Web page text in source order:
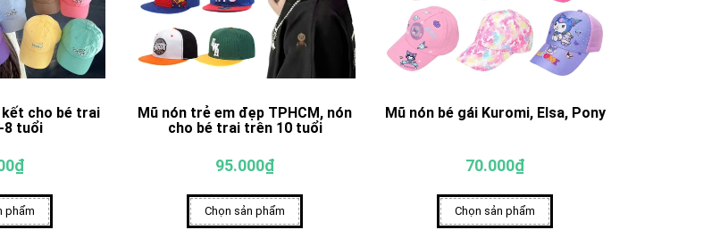
cho bé trai
8 tuổi
phẩm
Mũ nón trẻ em đẹp TPHCM, nón
cho bé trai trên 10 tuổi
95.000₫
Chọn sản phẩm
Mũ nón bé gái Kuromi, Elsa, Pony
70.000₫
Chọn sản phẩm